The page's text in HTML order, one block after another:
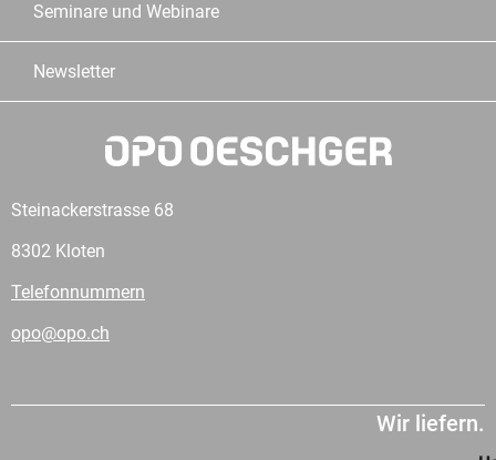
Seminare und Webinare
Newsletter
Steinackerstrasse 68
8302 Kloten
Telefonnummern
opo@opo.ch
Wir liefern.